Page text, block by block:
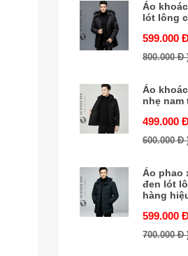
Áo
lót lông
599.000
800.000 Đ
Áo
nhẹ nam
499.000
600.000 Đ
Áo phao
đen lót
hàng
599.000
700.000 Đ